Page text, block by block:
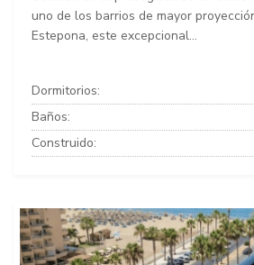
uno de los barrios de mayor
Estepona, este excepcional...
Dormitorios:
Baños:
Construido: